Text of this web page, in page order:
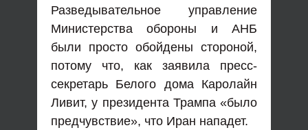
Разведывательное управление
Министерства обороны и АНБ
были просто обойдены стороной,
потому что, как заявила пресс-
секретарь Белого дома Каролайн
Ливит, у президента Трампа «было
предчувствие», что Иран нападет.